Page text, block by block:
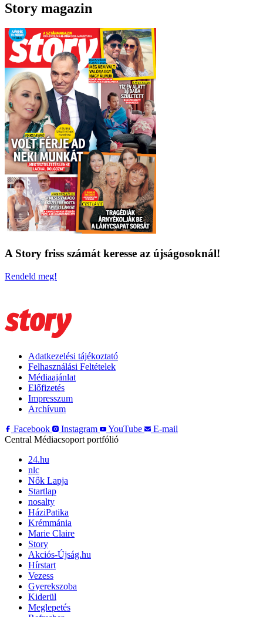
Story magazin
A Story friss számát keresse az újságosoknál!
Rendeld meg!
Adatkezelési tájékoztató
Felhasználási Feltételek
Médiaajánlat
Előfizetés
Impresszum
Archívum
Facebook
Instagram YouTube
E-mail
Central Médiacsoport portfólió
24.hu
nlc
Nők Lapja
Startlap
nosalty
HáziPatika
Krémmánia
Marie Claire
Story
Akciós-Újság.hu
Hírstart
Vezess
Gyerekszoba
Kiderül
Meglepetés